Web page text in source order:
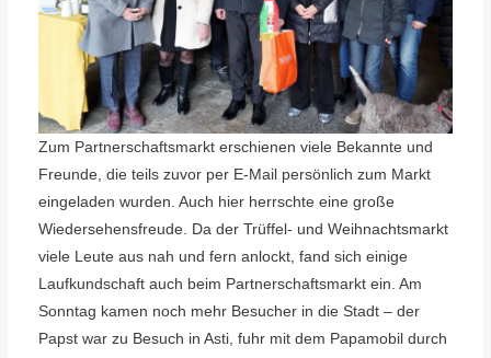
Zum Partnerschaftsmarkt erschienen viele Bekannte und
Freunde, die teils zuvor per E-Mail persönlich zum Markt
eingeladen wurden. Auch hier herrschte eine große
Wiedersehensfreude. Da der Trüffel- und Weihnachtsmarkt
viele Leute aus nah und fern anlockt, fand sich einige
Laufkundschaft auch beim Partnerschaftsmarkt ein. Am
Sonntag kamen noch mehr Besucher in die Stadt – der
Papst war zu Besuch in Asti, fuhr mit dem Papamobil durch